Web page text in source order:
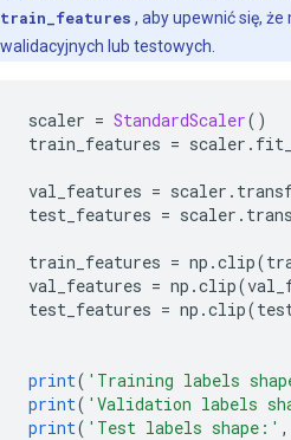
train_features , aby upewnić się,
walidacyjnych lub testowych.
scaler = StandardScaler()
train_features = scaler .
val_features = scaler .
test_features = scaler .
train_features = np .clip(
val_features = np .clip(
test_features = np .clip(
print( 'Training labels
print( 'Validation labels
print( 'Test labels shape:' ,